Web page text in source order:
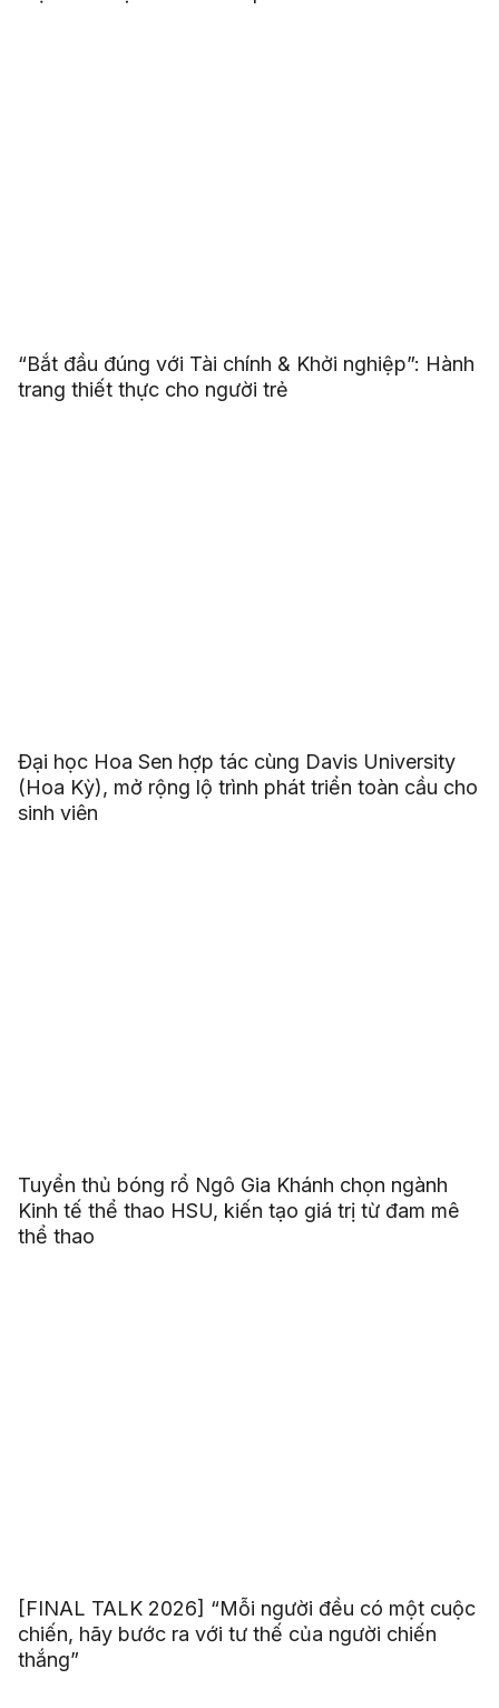
“Bắt đầu đúng với Tài chính & Khởi nghiệp”: Hành
trang thiết thực cho người trẻ
Đại học Hoa Sen hợp tác cùng Davis University
(Hoa Kỳ), mở rộng lộ trình phát triển toàn cầu cho
sinh viên
Tuyển thủ bóng rổ Ngô Gia Khánh chọn ngành
Kinh tế thể thao HSU, kiến tạo giá trị từ đam mê
thể thao
[FINAL TALK 2026] “Mỗi người đều có một cuộc
chiến, hãy bước ra với tư thế của người chiến
thắng”